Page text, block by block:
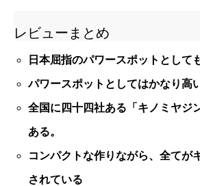
レビューまとめ
日本屈指のパワースポットとして
パワースポットとしてはかなり高
全国に四十四社ある「キノミヤジ
ある。
コンパクトな作りながら、全てが
されている